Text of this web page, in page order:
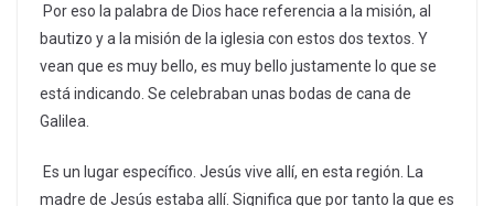
Por eso la palabra de Dios hace referencia a la misión, al
bautizo y a la misión de la iglesia con estos dos textos. Y
vean que es muy bello, es muy bello justamente lo que se
está indicando. Se celebraban unas bodas de cana de
Galilea.
Es un lugar específico. Jesús vive allí, en esta región. La
madre de Jesús estaba allí. Significa que por tanto la que es